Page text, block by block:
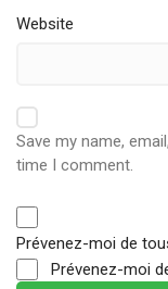
Website
Save my name,
time I comment.
Prévenez-moi de
Prévenez-moi